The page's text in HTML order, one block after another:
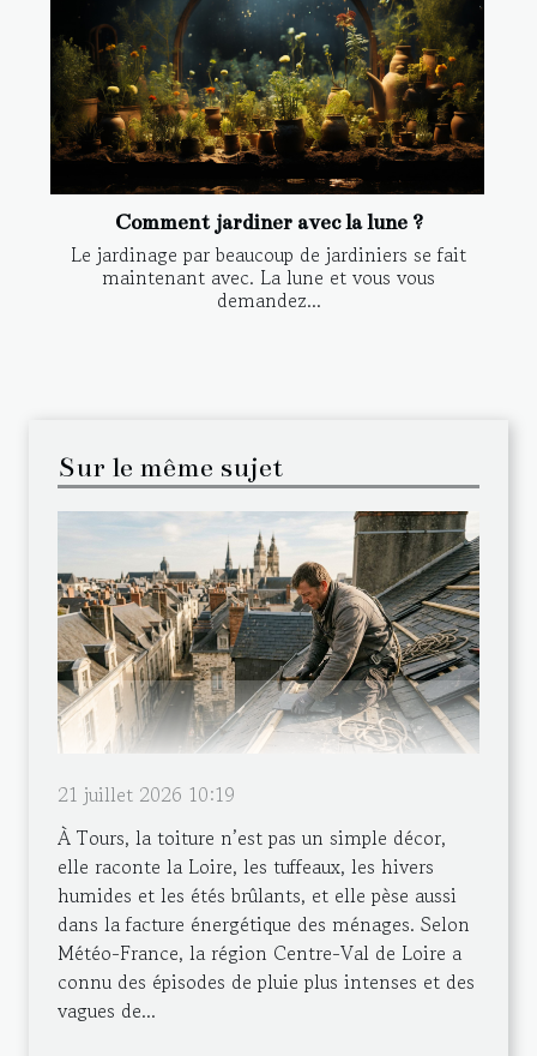
Comment jardiner avec la lune ?
Le jardinage par beaucoup de jardiniers se fait
maintenant avec. La lune et vous vous
demandez...
Sur le même sujet
21 juillet 2026 10:19
À Tours, la toiture n’est pas un simple décor,
elle raconte la Loire, les tuffeaux, les hivers
humides et les étés brûlants, et elle pèse aussi
dans la facture énergétique des ménages. Selon
Météo-France, la région Centre-Val de Loire a
connu des épisodes de pluie plus intenses et des
vagues de...